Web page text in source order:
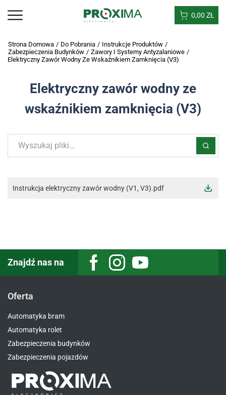
0,00 ZŁ
Strona Domowa / Do Pobrania / Instrukcje Produktów /
Zabezpieczenia Budynków / Zawory I Systemy Antyzalaniowe /
Elektryczny Zawór Wodny Ze Wskaźnikiem Zamknięcia (V3)
Elektryczny zawór wodny ze
wskaźnikiem zamknięcia (V3)
Instrukcja elektryczny zawór wodny (V1, V3).pdf
Znajdź nas na FacebookInstagramYoutube
Oferta
Automatyka bram
Automatyka rolet
Zabezpieczenia budynków
Zabezpieczenia pojazdów